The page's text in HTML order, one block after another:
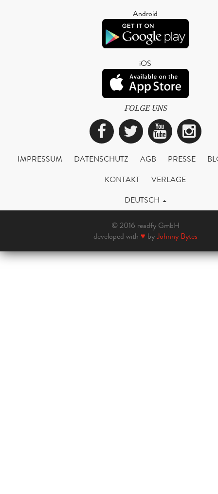
Android
iOS
FOLGE UNS
Facebook
Twitter
IMPRESSUM DATENSCHUTZ AGB PRESSE
KONTAKT
VERLAGE
DEUTSCH
© 2016 readfy GmbH
developed with ♥ byJohnny Bytes